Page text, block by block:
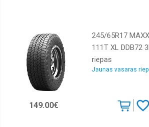
245/65R17
111T XL DDB72
riepas
Jaunas vasaras
149.00€